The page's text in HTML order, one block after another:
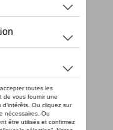
et protection
long